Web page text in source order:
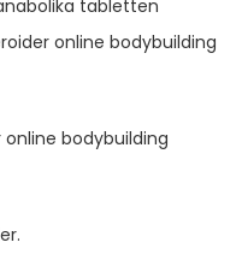
tabletten
online bodybuilding
bodybuilding